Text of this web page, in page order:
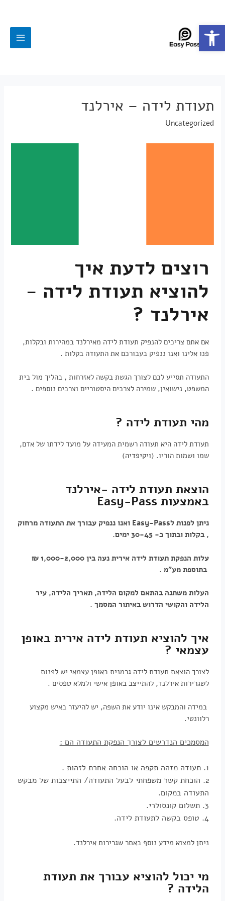
תעודת לידה – אירלנד
Uncategorized
רוצים לדעת איך
להוציא תעודת לידה -
אירלנד ?
אם אתם צריכים להנפיק תעודת לידה מאירלנד במהירות ובקלות,
פנו אלינו ואנו ננפיק בעבורכם את התעודה בקלות .
התעודה תסייע לכם לצורך הגשת בקשה לאזרחות , בהליך מול בית
המשפט, נישואין, שמירה לצרכים היסטוריים וצרכים נוספים .
מהי תעודת לידה ?
תעודת לידה היא תעודה רשמית המעידה על מועד לידתו של אדם,
שמו ושמות הוריו. (ויקיפדיה)
הוצאת תעודת לידה -אירלנד
באמצעות Easy-Pass
ניתן לפנות לEasy-Pass ואנו ננפיק עבורך את התעודה מרחוק
, בקלות ובתוך כ- 30-45 ימים
.
עלות הנפקת תעודת לידה אירית נעה בין 1,000-2,000 ₪
בתוספת מע"מ .
העלות משתנה בהתאם למקום הלידה, תאריך הלידה, עיר
הלידה והקושי הדרוש באיתור המסמך .
איך להוציא תעודת לידה אירית באופן
עצמאי ?
לצורך הוצאת תעודת לידה גרמנית באופן עצמאי יש לפנות
לשגרירות אירלנד, להתייצב באופן אישי ולמלא טפסים .
במידה והמבקש אינו יודע את השפה, יש להיעזר באיש מקצוע
רלוונטי.
המסמכים הנדרשים לצורך הנפקת התעודה הם :
1. תעודה מזהה תקפה או הוכחה אחרת לזהות .
2. הוכחת קשר משפחתי לבעל התעודה/ התייצבות של מבקש
התעודה במקום.
3. תשלום קונסולרי.
4. טופס בקשה לתעודת לידה.
ניתן למצוא מידע נוסף באתרשגרירות אירלנד.
מי יכול להוציא עבורך את תעודת
הלידה ?
פתח סרגל נגישות